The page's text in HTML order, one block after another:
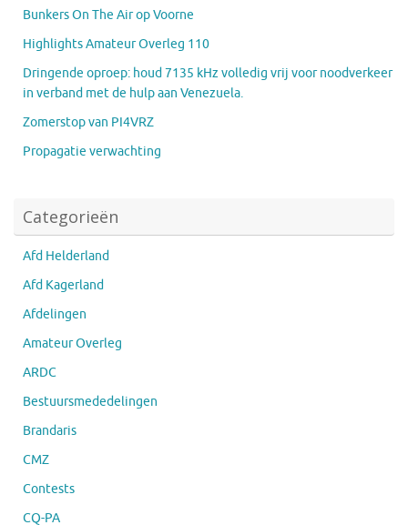
Bunkers On The Air op Voorne
Highlights Amateur Overleg 110
Dringende oproep: houd 7135 kHz volledig vrij voor noodverkeer
in verband met de hulp aan Venezuela.
Zomerstop van PI4VRZ
Propagatie verwachting
Categorieën
Afd Helderland
Afd Kagerland
Afdelingen
Amateur Overleg
ARDC
Bestuursmededelingen
Brandaris
CMZ
Contests
CQ-PA